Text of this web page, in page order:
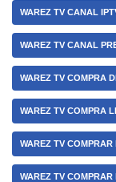
WAREZ TV CANAL
WAREZ TV CANAL
WAREZ TV COMPRA
WAREZ TV COMPRA
WAREZ TV COMPRAR
WAREZ TV COMPRAR